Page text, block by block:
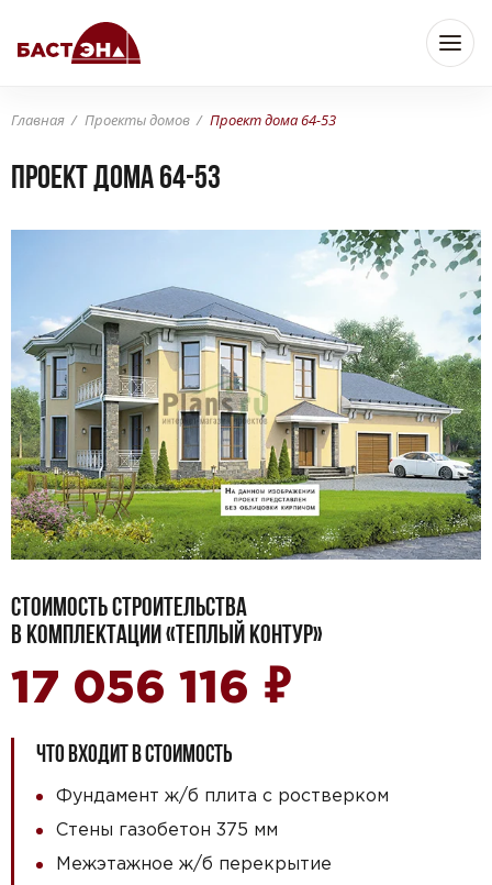
Главная Проекты домов Проект дома 64-53
Проект дома 64-53
СТОИМОСТЬ СТРОИТЕЛЬСТВА
В КОМПЛЕКТАЦИИ «ТЕПЛЫЙ КОНТУР»
17 056 116 ₽
ЧТО ВХОДИТ В СТОИМОСТЬ
Фундамент ж/б плита с ростверком
Стены газобетон 375 мм
Межэтажное ж/б перекрытие